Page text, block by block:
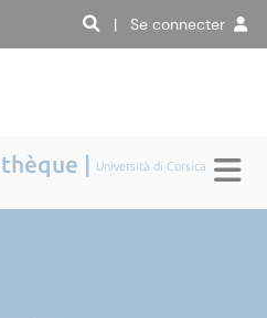
| Se connecter
| Università di Corsica